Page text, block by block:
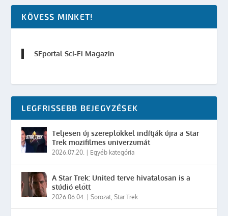
KÖVESS MINKET!
SFportal Sci-Fi Magazin
LEGFRISSEBB BEJEGYZÉSEK
Teljesen új szereplőkkel indítják újra a Star
Trek mozifilmes univerzumát
2026.07.20. Egyéb kategória
A Star Trek: United terve hivatalosan is a
stúdió előtt
2026.06.04. |Sorozat,Star Trek